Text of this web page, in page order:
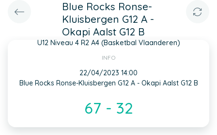
Blue Rocks Ronse-
Kluisbergen G12 A -
Okapi Aalst G12 B
U12 Niveau 4 R2 A4 (Basketbal Vlaanderen)
INFO
22/04/2023 14:00
Blue Rocks Ronse-Kluisbergen G12 A - Okapi Aalst G12 B
67 - 32